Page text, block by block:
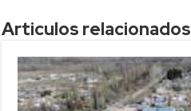
Articulos relacionados